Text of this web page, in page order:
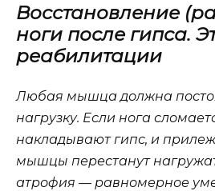
Восстановление
ноги после гипса.
реабилитации
Любая мышца должна
нагрузку. Если нога
накладывают гипс, и
мышцы перестанут
атрофия — равномерное